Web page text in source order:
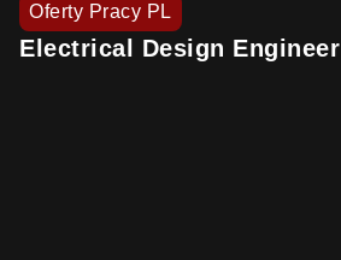
Oferty Pracy PL
Electrical Design Engineer